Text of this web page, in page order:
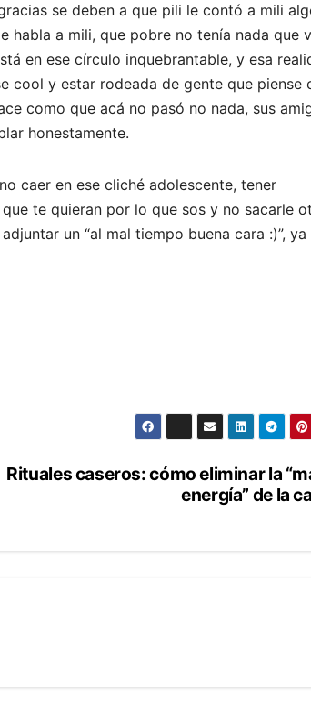
se deben a que pili le contó a mili
habla a mili, que pobre no tenía nada que
en ese círculo inquebrantable, y esa
cool y estar rodeada de gente que piense
como que acá no pasó no nada, sus
honestamente.
caer en ese cliché adolescente, tener
te quieran por lo que sos y no sacarle
un “al mal tiempo buena cara :)”, ya
Rituales caseros: cómo eliminar la
energía” de la